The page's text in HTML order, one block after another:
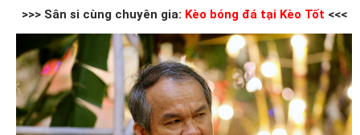
>>> Sân si cùng chuyên gia: Kèo bóng đá tại Kèo Tốt <<<